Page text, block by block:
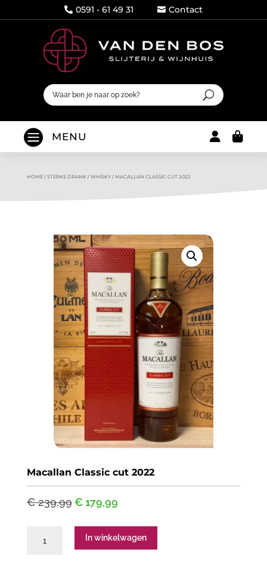
 0591 - 61 49 31  Contact
 MENU 
HOME/ STERKE DRANK / WHISKY/ MACALLAN CLASSIC CUT 2022
Macallan Classic cut 2022
€239,99 Oorspronkelijke
was:
€179,99Huidige
is:
In winkelwagen